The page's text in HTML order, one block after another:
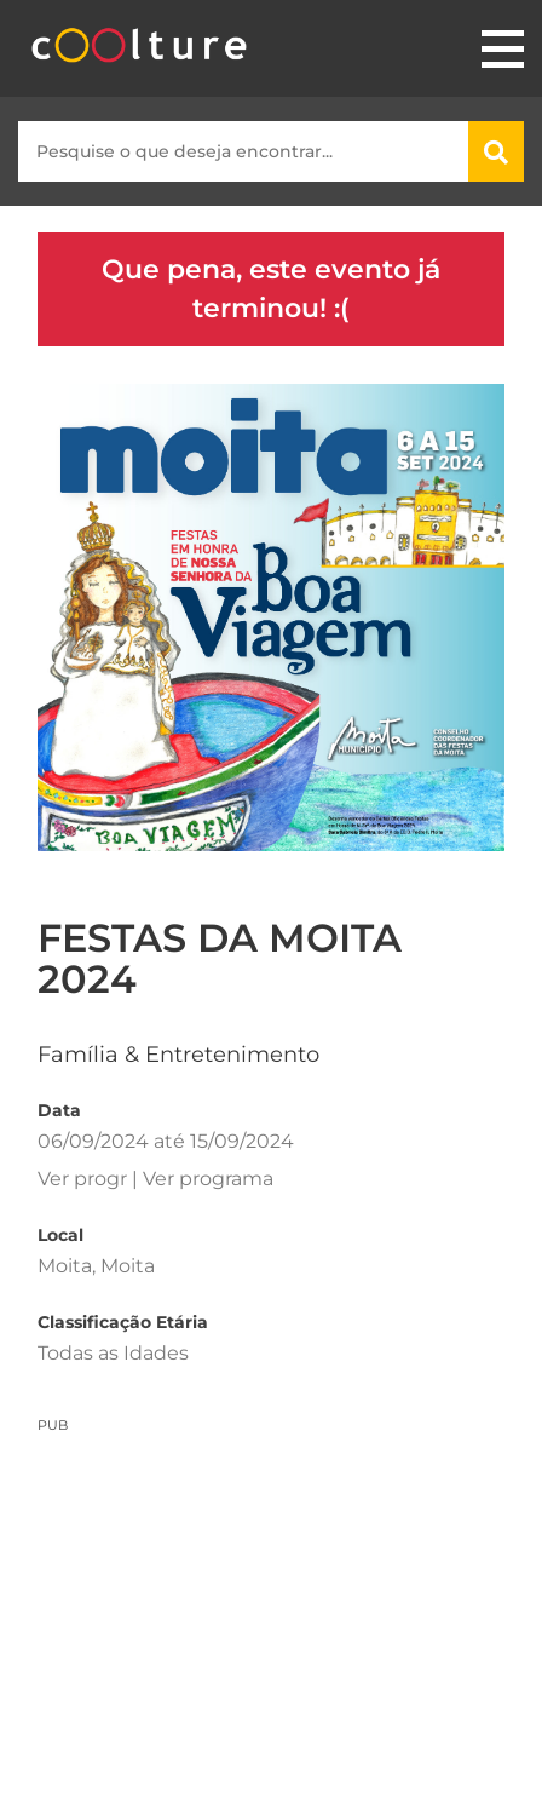
Que pena, este evento já
terminou! :(
FESTAS DA MOITA
2024
Família & Entretenimento
Data
06/09/2024 até 15/09/2024
Ver progr | Ver programa
Local
Moita, Moita
Classificação Etária
Todas as Idades
PUB